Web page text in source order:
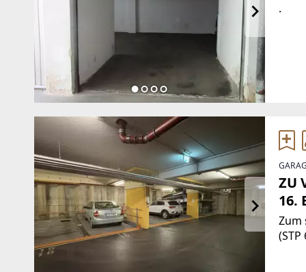
.
ZU
16.
Zum
um